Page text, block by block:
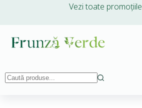
Vezi toate promoțiile